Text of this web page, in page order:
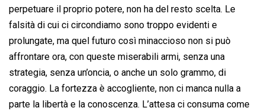
perpetuare il proprio potere, non ha del resto scelta. Le
falsità di cui ci circondiamo sono troppo evidenti e
prolungate, ma quel futuro così minaccioso non si può
affrontare ora, con queste miserabili armi, senza una
strategia, senza un’oncia, o anche un solo grammo, di
coraggio. La fortezza è accogliente, non ci manca nulla a
parte la libertà e la conoscenza. L’attesa ci consuma come